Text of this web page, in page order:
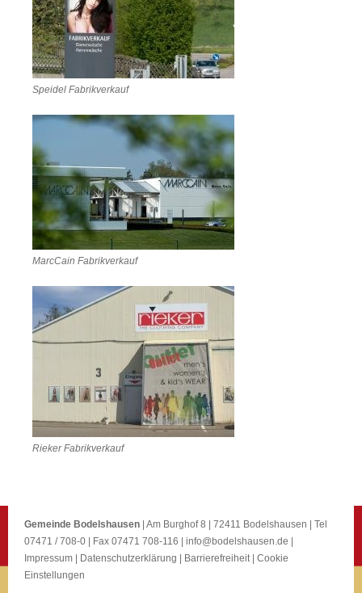
Speidel Fabrikverkauf
MarcCain Fabrikverkauf
Rieker Fabrikverkauf
Gemeinde Bodelshausen | Am Burghof 8 | 72411 Bodelshausen | Tel
07471 / 708-0 | Fax 07471 708-116 | info@bodelshausen.de |
Impressum | Datenschutzerklärung | Barrierefreiheit | Cookie
Einstellungen